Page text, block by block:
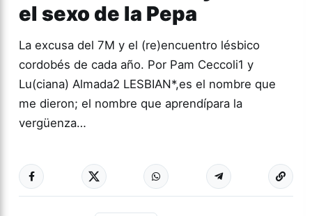
el sexo de la Pepa
La excusa del 7M y el (re)encuentro lésbico
cordobés de cada año. Por Pam Ceccoli1 y
Lu(ciana) Almada2 LESBIAN*,es el nombre que
me dieron; el nombre que aprendípara la
vergüenza…
ACTUALIDAD Más